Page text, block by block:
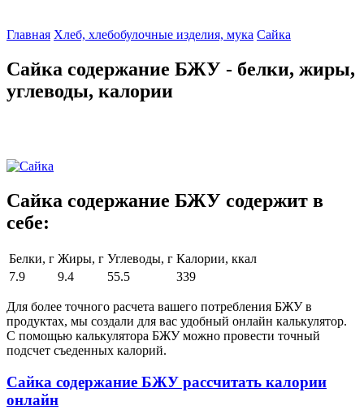
Главная Хлеб, хлебобулочные изделия, мука Сайка
Сайка содержание БЖУ - белки, жиры,
углеводы, калории
Сайка содержание БЖУ содержит в
себе:
Белки, г Жиры, г Углеводы, г Калории, ккал
7.9
9.4 55.5 339
Для более точного расчета вашего потребления БЖУ в
продуктах, мы создали для вас удобный онлайн калькулятор.
С помощью калькулятора БЖУ можно провести точный
подсчет съеденных калорий.
Сайка содержание БЖУ рассчитать калории
онлайн